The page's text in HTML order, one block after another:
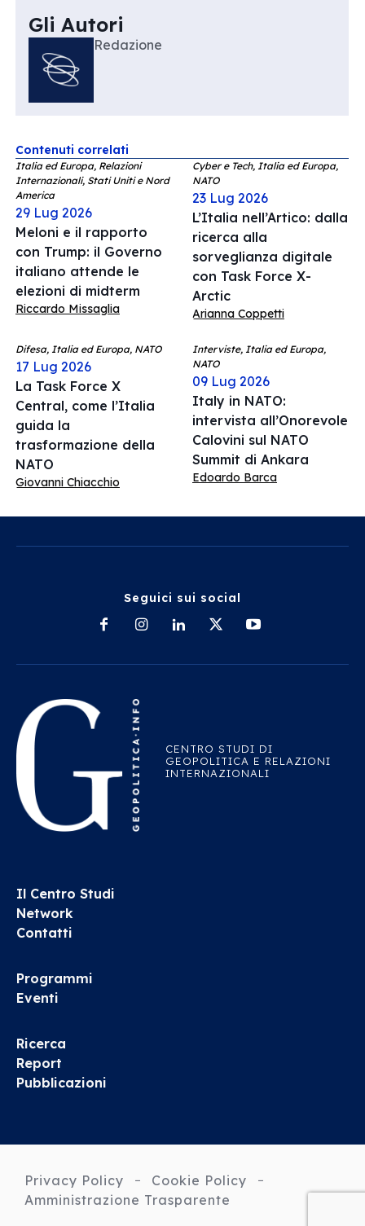
Gli Autori
Redazione
Contenuti correlati
Italia ed Europa, Relazioni
Internazionali, Stati Uniti e Nord
America
29 Lug 2026
Meloni e il rapporto
con Trump: il Governo
italiano attende le
elezioni di midterm
Riccardo Missaglia
Cyber e Tech, Italia ed Europa,
NATO
23 Lug 2026
L’Italia nell’Artico: dalla
ricerca alla
sorveglianza digitale
con Task Force X-
Arctic
Arianna Coppetti
Difesa, Italia ed Europa, NATO
17 Lug 2026
La Task Force X
Central, come l’Italia
guida la
trasformazione della
NATO
Giovanni Chiacchio
Interviste, Italia ed Europa,
NATO
09 Lug 2026
Italy in NATO:
intervista all’Onorevole
Calovini sul NATO
Summit di Ankara
Edoardo Barca
Seguici sui social
CENTRO STUDI DI
GEOPOLITICA E RELAZIONI
INTERNAZIONALI
Il Centro Studi
Network
Contatti
Programmi
Eventi
Ricerca
Report
Pubblicazioni
Privacy Policy
Cookie Policy
Amministrazione Trasparente